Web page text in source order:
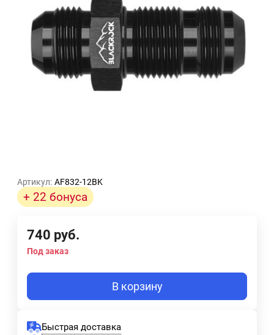
Артикул: AF832-12BK
+ 22 бонуса
740 руб.
Под заказ
В корзину
Быстрая доставка